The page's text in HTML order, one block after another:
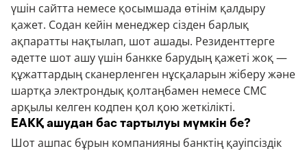
үшін сайтта немесе қосымшада өтінім қалдыру
қажет. Содан кейін менеджер сізден барлық
ақпаратты нақтылап, шот ашады. Резиденттерге
әдетте шот ашу үшін банкке барудың қажеті жоқ —
құжаттардың сканерленген нұсқаларын жіберу және
шартқа электрондық қолтаңбамен немесе СМС
арқылы келген кодпен қол қою жеткілікті.
ЕАКҚ ашудан бас тартылуы мүмкін бе?
Шот ашпас бұрын компанияны банктің қауіпсіздік